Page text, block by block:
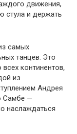
движения,
стула и держать
самых
танцев. Это
континентов,
из
Андрея
Самбе —
наслаждаться